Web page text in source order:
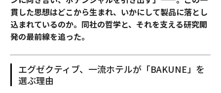
貫した思想はどこから生まれ、いかにして製品に落とし
込まれているのか。同社の哲学と、それを支える研究開
発の最前線を追った。
エグゼクティブ、一流ホテルが「BAKUNE」を
選ぶ理由